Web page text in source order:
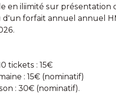
en iliimité sur présentation
d'un forfait annuel annuel
tickets : 15€
: 15€ (nominatif)
: 30€ (nominatif).